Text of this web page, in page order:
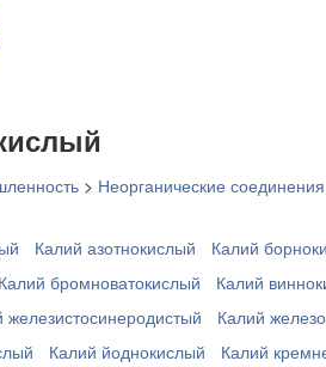
> Неорганические соединения
Калий азотнокислый Калий
Калий бромноватокислый Калий
железистосинеродистый Калий
Калий йоднокислый Калий